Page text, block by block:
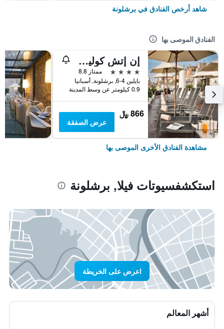
شاهد أرخص الفنادق في برشلونة
الفنادق الموصى بها
إن إتش كوليكشن برشلونة بوديوم
4 نجوم
ممتاز 8.8
بايلين 4-6, برشلونة, أسبانيا
0.9 كيلومتر عن وسط المدينة
866 ﷼
عرض الصفقة
مشاهدة الفنادق الأخرى الموصى بها
استكشفسيوتات فيلا, برشلونة
اعرض على الخريطة
أشهر المعالم